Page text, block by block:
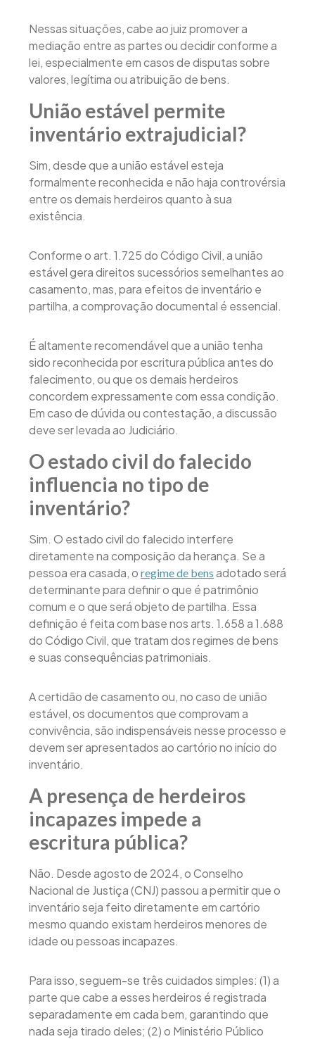
Nessas situações, cabe ao juiz promover a
mediação entre as partes ou decidir conforme a
lei, especialmente em casos de disputas sobre
valores, legítima ou atribuição de bens.
União estável permite
inventário extrajudicial?
Sim, desde que a união estável esteja
formalmente reconhecida e não haja controvérsia
entre os demais herdeiros quanto à sua
existência.
Conforme o art. 1.725 do Código Civil, a união
estável gera direitos sucessórios semelhantes ao
casamento, mas, para efeitos de inventário e
partilha, a comprovação documental é essencial.
É altamente recomendável que a união tenha
sido reconhecida por escritura pública antes do
falecimento, ou que os demais herdeiros
concordem expressamente com essa condição.
Em caso de dúvida ou contestação, a discussão
deve ser levada ao Judiciário.
O estado civil do falecido
influencia no tipo de
inventário?
Sim. O estado civil do falecido interfere
diretamente na composição da herança. Se a
pessoa era casada, o regime de bens adotado será
determinante para definir o que é patrimônio
comum e o que será objeto de partilha. Essa
definição é feita com base nos arts. 1.658 a 1.688
do Código Civil, que tratam dos regimes de bens
e suas consequências patrimoniais.
A certidão de casamento ou, no caso de união
estável, os documentos que comprovam a
convivência, são indispensáveis nesse processo e
devem ser apresentados ao cartório no início do
inventário.
A presença de herdeiros
incapazes impede a
escritura pública?
Não. Desde agosto de 2024, o Conselho
Nacional de Justiça (CNJ) passou a permitir que o
inventário seja feito diretamente em cartório
mesmo quando existam herdeiros menores de
idade ou pessoas incapazes.
Para isso, seguem-se três cuidados simples: (1) a
parte que cabe a esses herdeiros é registrada
separadamente em cada bem, garantindo que
nada seja tirado deles; (2) o Ministério Público